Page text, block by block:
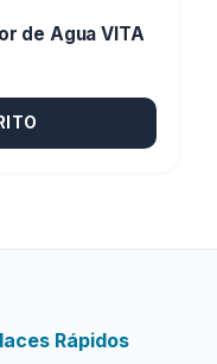
de Agua VITA
Rápidos